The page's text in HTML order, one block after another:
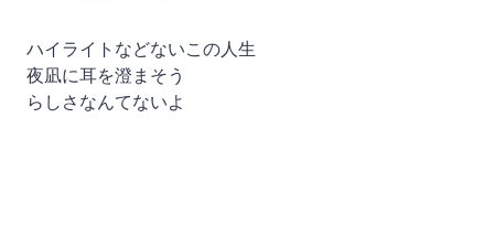
ハイライトなどないこの人生
夜凪に耳を澄まそう
らしさなんてないよ